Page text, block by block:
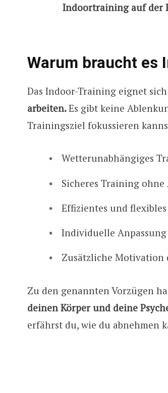
Indoortraining auf der
Warum braucht es
Das Indoor-Training eignet
arbeiten.Es gibt keine
Trainingsziel fokussieren
Wetterunabhängiges
Sicheres Training
Effizientes und
Individuelle
Zusätzliche Motivation
Zu den genannten Vorzügen
deinen Körper und deine
erfährst du, wie du abnehmen